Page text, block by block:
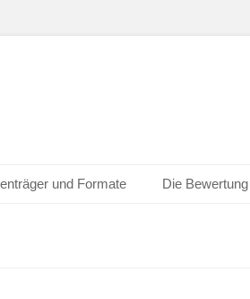
und Formate Die Bewertung